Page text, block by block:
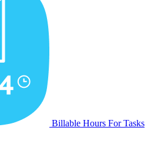
Billable Hours For Tasks